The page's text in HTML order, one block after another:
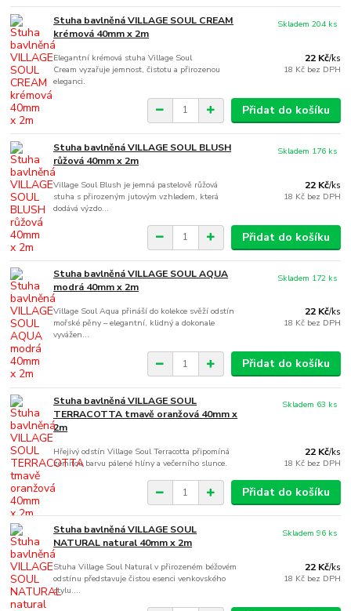
Stuha bavlněná VILLAGE SOUL CREAM
krémová 40mm x 2m
Elegantní krémová stuha Village Soul
Cream vyzařuje jemnost, čistotu a přirozenou
eleganci.
22 Kč/ks
18 Kč bez DPH
Skladem 204 ks
Přidat do košíku
Stuha bavlněná VILLAGE SOUL BLUSH
růžová 40mm x 2m
Village Soul Blush je jemná pastelově růžová
stuha s přirozeným jutovým vzhledem, která
dodává výzdo...
22 Kč/ks
18 Kč bez DPH
Skladem 176 ks
Přidat do košíku
Stuha bavlněná VILLAGE SOUL AQUA
modrá 40mm x 2m
Village Soul Aqua přináší do kolekce svěží odstín
mořské pěny – elegantní, klidný a dokonale
vyvážen...
22 Kč/ks
18 Kč bez DPH
Skladem 172 ks
Přidat do košíku
Stuha bavlněná VILLAGE SOUL
TERRACOTTA tmavě oranžová 40mm x
2m
Hřejivý odstín Village Soul Terracotta připomíná
zemitou barvu pálené hlíny a večerního slunce.
22 Kč/ks
18 Kč bez DPH
Skladem 63 ks
Přidat do košíku
Stuha bavlněná VILLAGE SOUL
NATURAL natural 40mm x 2m
Stuha Village Soul Natural v přirozeném béžovém
odstínu představuje čistou esenci venkovského
stylu....
22 Kč/ks
18 Kč bez DPH
Skladem 96 ks